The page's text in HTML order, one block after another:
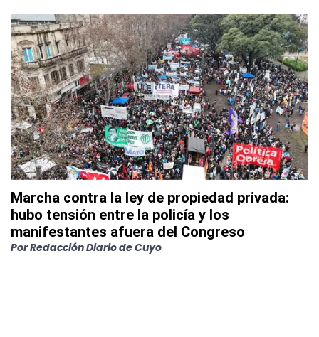
Marcha contra la ley de propiedad privada:
hubo tensión entre la policía y los
manifestantes afuera del Congreso
PorRedacción Diario de Cuyo